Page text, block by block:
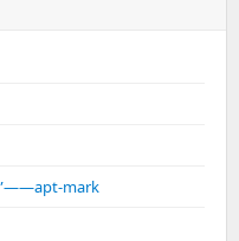
”——apt-mark